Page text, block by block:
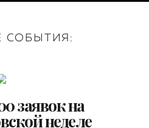
СОБЫТИЯ:
заявок на
неделе